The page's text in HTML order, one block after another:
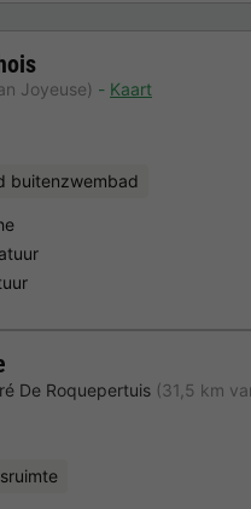
Joyeuse) Kaart
buitenzwembad
De Roquepertuis (31,5 km